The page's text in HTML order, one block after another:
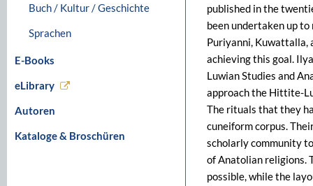
Buch / Kultur / Geschichte
Sprachen
E-Books
eLibrary
Autoren
Kataloge & Broschüren
published in the
been undertaken up
Puriyanni, Kuwattalla,
achieving this goal.
Luwian Studies and
approach the Hittite-
The rituals that they
cuneiform corpus.
scholarly community
of Anatolian religions.
possible, while the